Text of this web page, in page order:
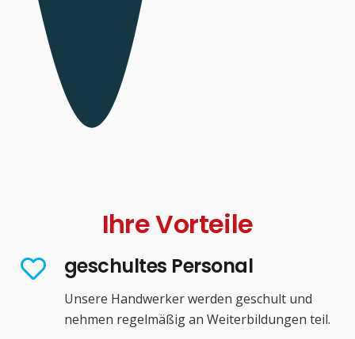
Ihre Vorteile
geschultes Personal
Unsere Handwerker werden geschult und
nehmen regelmäßig an Weiterbildungen teil.